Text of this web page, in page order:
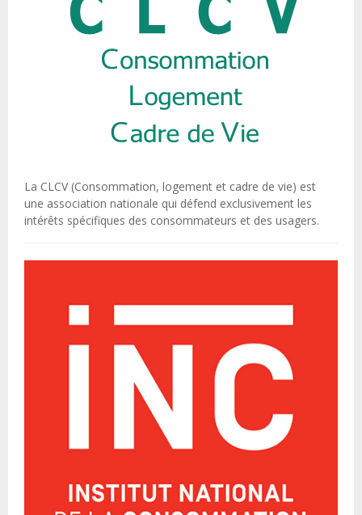
La CLCV (Consommation, logement et cadre de vie) est
une association nationale qui défend exclusivement les
intérêts spécifiques des consommateurs et des usagers.